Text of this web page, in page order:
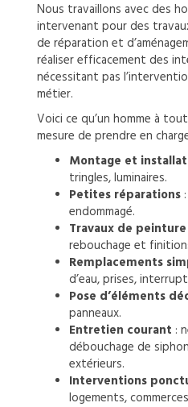
Nous travaillons avec des
intervenant pour des
de réparation et
réaliser efficacement des
nécessitant pas
métier.
Voici ce qu’un homme à
mesure de prendre en
Montage et
tringles, luminaires.
Petites réparations:
endommagé.
Travaux de peinture
rebouchage et
Remplacements
d’eau, prises,
Pose d’éléments
panneaux.
Entretien courant :
débouchage de
extérieurs.
Interventions
logements,